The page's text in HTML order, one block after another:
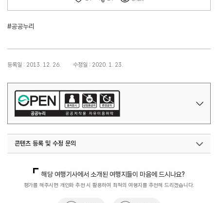
#공공누리
등록일 : 2013. 12. 26. 수정일 : 2020. 1. 23.
콘텐츠 등록 및 수정 문의
해당 여행기사에서 소개된 여행지들이 마음에 드시나요?
평가를 해주시면 개인화 추천 시 활용하여 최적의 여행지를 추천해 드리겠습니다.